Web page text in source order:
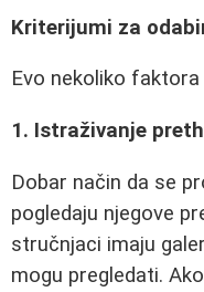
Kriterijumi za
Evo nekoliko
1. Istraživanje
Dobar način da se
pogledaju njegove
stručnjaci imaju
mogu pregledati.